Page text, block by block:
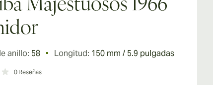
Majestuosos 1966
anillo: 58 Longitud: 150 mm / 5.9 pulgadas
0 Reseñas